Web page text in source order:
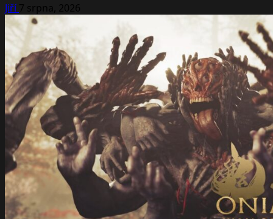
Jiří7 srpna, 2026